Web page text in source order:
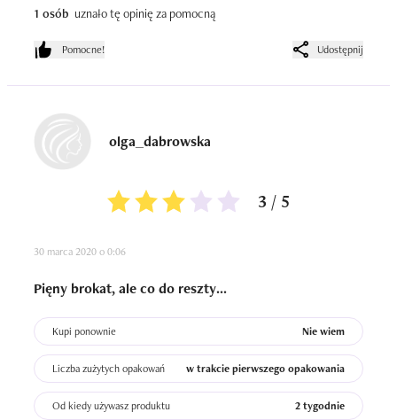
1 osób uznało tę opinię za pomocną
Pomocne! Udostępnij
olga_dabrowska
3 / 5
30 marca 2020 o 0:06
Pięny brokat, ale co do reszty...
Kupi ponownie Nie wiem
Liczba zużytych opakowań w trakcie pierwszego opakowania
Od kiedy używasz produktu 2 tygodnie